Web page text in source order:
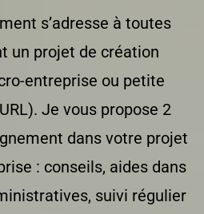
s’adresse à toutes
un projet de création
entreprise ou petite
Je vous propose 2
dans votre projet
: conseils, aides dans
suivi régulier